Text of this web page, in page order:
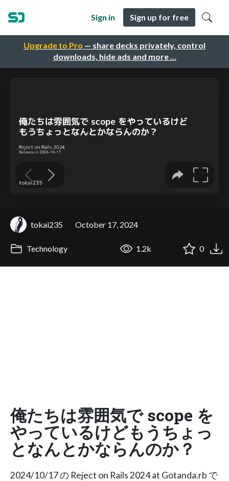
Upgrade to Pro — share decks privately, control
downloads, hide ads and more …
Sign in Sign up for free
tokai235 October 17, 2024
Technology 1.2k 0
俺たちは雰囲気で scope を
やっているけどもうちょっ
となんとかならんのか？
2024/10/17 の Reject on Rails 2024 at Gotanda.rb で